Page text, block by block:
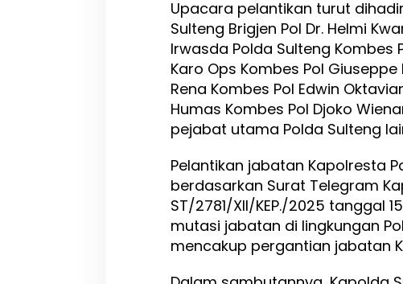
u
a
a
n
P
e
a
a
n
a
n
P
u
b
l
Upacara pelantikan turut
Sulteng Brigjen Pol Dr. Helmi
Irwasda Polda Sulteng Kombes
Karo Ops Kombes Pol
Rena Kombes Pol Edwin
Humas Kombes Pol Djoko
pejabat utama Polda Sulteng
Pelantikan jabatan Kapolresta
berdasarkan Surat Telegram
ST/2781/XII/KEP./2025 tanggal
mutasi jabatan di lingkungan
mencakup pergantian jabatan